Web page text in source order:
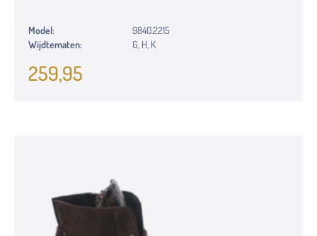
Model:
9840.2215
Wijdtematen:
G, H, K
259,95